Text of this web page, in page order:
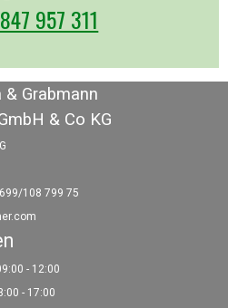
957 311
Grabmann
& Co KG
108 799 75
- 12:00